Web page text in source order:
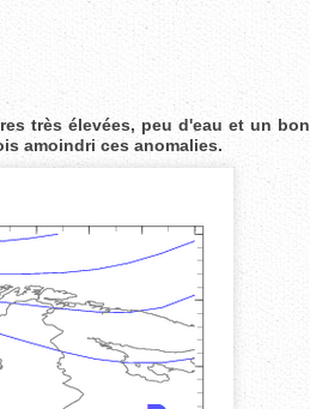
très élevées, peu d'eau et un bon
amoindri ces anomalies.